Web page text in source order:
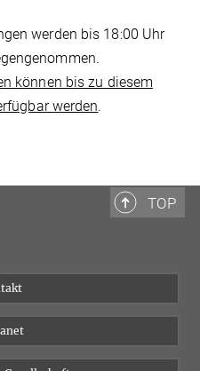
werden bis 18:00 Uhr
können bis zu diesem
werden.
TOP